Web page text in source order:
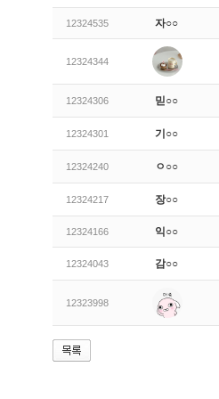
12324535 자○○
12324344
12324306 믿○○
12324301 기○○
12324240 ㅇ○○
12324217 장○○
12324166 익○○
12324043 감○○
12323998